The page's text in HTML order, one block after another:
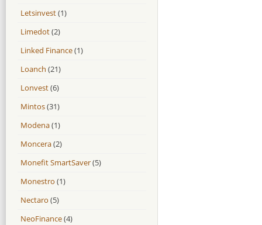
Letsinvest(1)
Limedot(2)
Linked Finance(1)
Loanch (21)
Lonvest(6)
Mintos(31)
Modena(1)
Moncera(2)
Monefit SmartSaver(5)
Monestro (1)
Nectaro (5)
NeoFinance(4)